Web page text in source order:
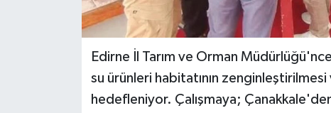
Edirne İl Tarım ve Orman
su ürünleri habitatının zenginleştirilmesi
hedefleniyor. Çalışmaya;